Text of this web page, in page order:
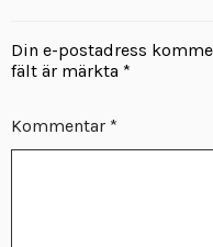
Din e-postadress
fält är märkta *
Kommentar *